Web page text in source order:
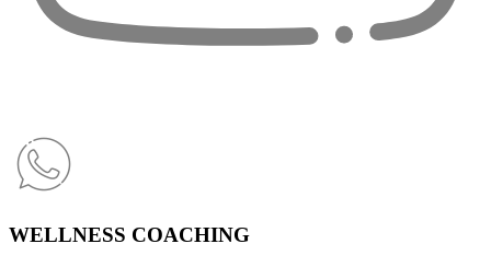
WELLNESS COACHING